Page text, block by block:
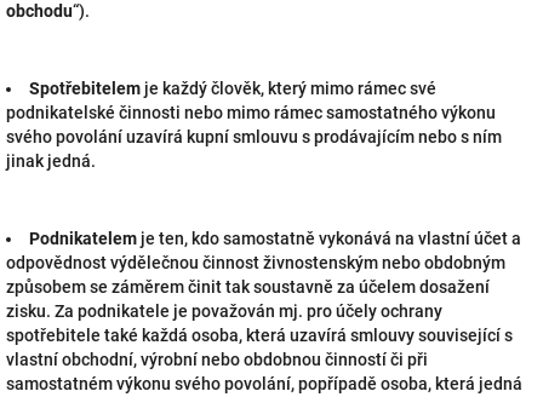
obchodu“).
Spotřebitelem je každý člověk, který mimo rámec své
podnikatelské činnosti nebo mimo rámec samostatného výkonu
svého povolání uzavírá kupní smlouvu s prodávajícím nebo s ním
jinak jedná.
Podnikatelem je ten, kdo samostatně vykonává na vlastní účet a
odpovědnost výdělečnou činnost živnostenským nebo obdobným
způsobem se záměrem činit tak soustavně za účelem dosažení
zisku. Za podnikatele je považován mj. pro účely ochrany
spotřebitele také každá osoba, která uzavírá smlouvy související s
vlastní obchodní, výrobní nebo obdobnou činností či při
samostatném výkonu svého povolání, popřípadě osoba, která jedná